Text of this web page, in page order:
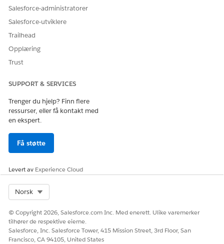
Klikk påOppdater filter
andre semantiske datamodeller.
For hver modell du vil inkludere, velger du målfeltet som
Klikk påVelg feltog velg en modell og et felt for å
tilordne til filterwidgeten.
Klikk på
Filterwidgeten oppdaterer automatisk alle tilkoblede
visualiseringer som bygger på forskjellige semantiske
datamodeller.
Salesforce-administratorer
Salesforce-utviklere
Trailhead
Opplæring
Trust
SUPPORT & SERVICES
Trenger du hjelp? Finn flere
ressurser, eller få kontakt med
en ekspert.
Få støtte
Levert av Experience Cloud
Norsk
© Copyright 2026, Salesforce.com Inc. Med enerett. Ulike varemerker
tilhører de respektive eierne.
Salesforce, Inc. Salesforce Tower, 415 Mission Street, 3rd Floor, San
Francisco, CA 94105, United States